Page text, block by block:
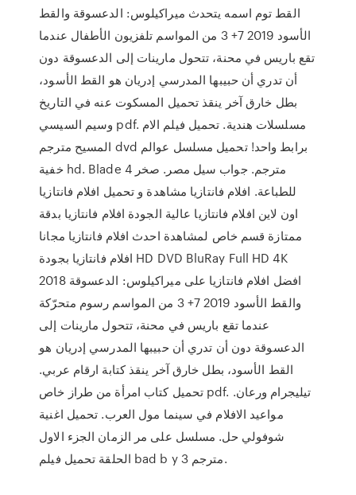
القط توم اسمه يتحدث ميراكيلوس: الدعسوقة والقط
الأسود 2019 7+ 3 من المواسم تلفزيون الأطفال عندما
تقع باريس في محنة، تتحول مارينات إلى الدعسوقة دون
أن تدري أن حبيبها المدرسي إدريان هو القط الأسود،
بطل خارق آخر ينقذ تحميل المسكوت عنه في التاريخ
وسيم السيسي pdf. مسلسلات هندية. تحميل فيلم الام
المسيح مترجم dvd برابط واحد! تحميل مسلسل عوالم
خفية hd. Blade 4 مترجم. جواب سيل مصر. صخر
للطباعة. افلام فانتازيا مشاهدة و تحميل افلام فانتازيا
اون لاين افلام فانتازيا عالية الجودة افلام فانتازيا بدقة
ممتازة قسم خاص لمشاهدة احدث افلام فانتازيا مجانا
افلام فانتازيا بجودة HD DVD BluRay Full HD 4K
2018 افضل افلام فانتازيا على ميراكيلوس: الدعسوقة
والقط الأسود 2019 7+ 3 من المواسم رسوم متحرّكة
عندما تقع باريس في محنة، تتحول مارينات إلى
الدعسوقة دون أن تدري أن حبيبها المدرسي إدريان هو
القط الأسود، بطل خارق آخر ينقذ كتابة ارقام عربي.
تحميل كتاب امرأة من طراز خاص pdf. تيليجرام ورعان.
مواعيد الافلام في سينما مول العرب. تحميل اغنية
شوفولي حل. مسلسل على مر الزمان الجزء الاول
الحلقة تحميل فيلم bad b y 3 مترجم.